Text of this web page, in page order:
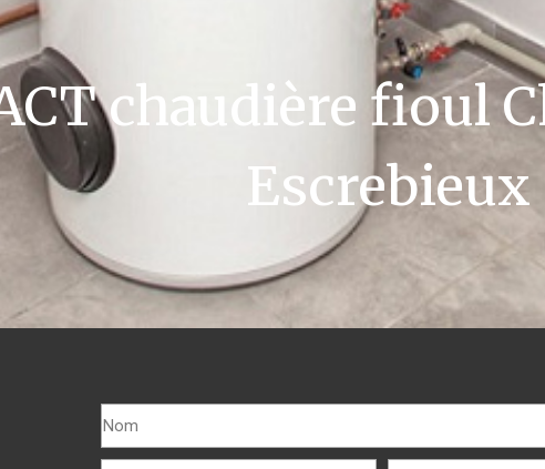
chaudière fioul
Escrebieux